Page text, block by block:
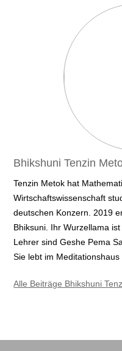
Bhikshuni Tenzin
Tenzin Metok hat
Wirtschaftswissenschaft
deutschen Konzern. 2019
Bhiksuni. Ihr Wurzellama
Lehrer sind Geshe Pema
Sie lebt im
Alle Beiträge Bhikshuni